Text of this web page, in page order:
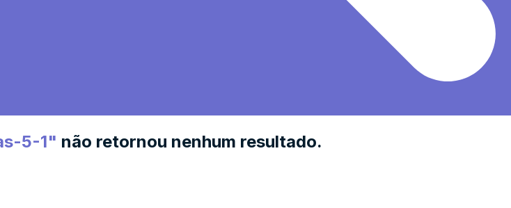
5-1" não retornou nenhum resultado.